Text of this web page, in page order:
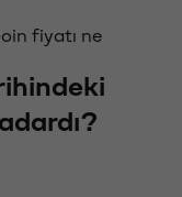
fiyatı ne